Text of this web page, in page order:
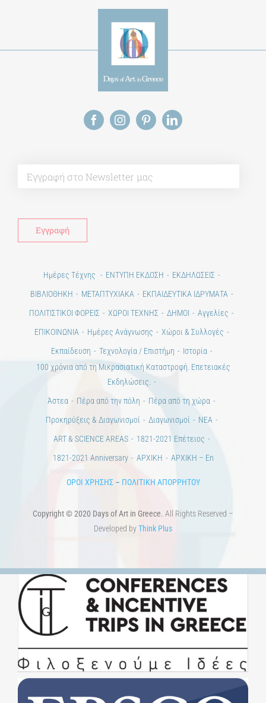
Ημέρες Τέχνης ΕΝΤΥΠΗ ΕΚΔΟΣΗ
ΕΚΔΗΛΩΣΕΙΣ
ΒΙΒΛΙΟΘΗΚΗ
ΜΕΤΑΠΤΥΧΙΑΚΑ
ΕΚΠΑΙΔΕΥΤΙΚΑ ΙΔΡΥΜΑΤΑ
ΠΟΛΙΤΙΣΤΙΚΟΙ ΦΟΡΕΙΣ
ΧΩΡΟΙ ΤΕΧΝΗΣ ΔΗΜΟΙ
Αγγελίες
ΕΠΙΚΟΙΝΩΝΙΑ
Ημέρες Ανάγνωσης
Χώροι & Συλλογές
Εκπαίδευση
Τεχνολογία / Επιστήμη
Ιστορία
100 χρόνια από τη Μικρασιατική Καταστροφή. Επετειακές
Εκδηλώσεις.
Άστεα
Πέρα από την πόλη
Πέρα από τη χώρα
Προκηρύξεις & Διαγωνισμοί
Διαγωνισμοί
ΝΕΑ
ART & SCIENCE AREAS
1821-2021 Επέτειος
1821-2021 Anniversary
ΑΡΧΙΚΗ ΑΡΧΙΚΗ – En
ΟΡΟΙ ΧΡΗΣΗΣ– ΠΟΛΙΤΙΚΗ ΑΠΟΡΡΗΤΟΥ
Copyright © 2020 Days of Art in Greece.
All Rights Reserved –
Developed by Think Plus